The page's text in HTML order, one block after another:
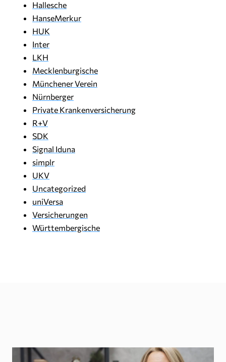
Hallesche
HanseMerkur
HUK
Inter
LKH
Mecklenburgische
Münchener Verein
Nürnberger
Private Krankenversicherung
R+V
SDK
Signal Iduna
simplr
UKV
Uncategorized
uniVersa
Versicherungen
Württembergische